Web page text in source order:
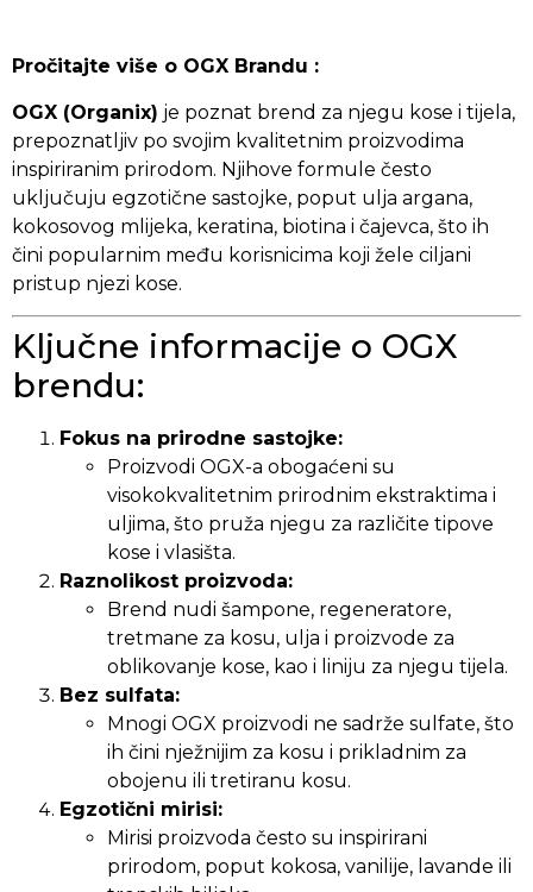
Pročitajte više o OGX Brandu :
OGX (Organix) je poznat brend za njegu kose i tijela,
prepoznatljiv po svojim kvalitetnim proizvodima
inspiriranim prirodom. Njihove formule često
uključuju egzotične sastojke, poput ulja argana,
kokosovog mlijeka, keratina, biotina i čajevca, što ih
čini popularnim među korisnicima koji žele ciljani
pristup njezi kose.
Ključne informacije o OGX
brendu:
Fokus na prirodne sastojke:
Proizvodi OGX-a obogaćeni su
visokokvalitetnim prirodnim ekstraktima i
uljima, što pruža njegu za različite tipove
kose i vlasišta.
Raznolikost proizvoda:
Brend nudi šampone, regeneratore,
tretmane za kosu, ulja i proizvode za
oblikovanje kose, kao i liniju za njegu tijela.
Bez sulfata:
Mnogi OGX proizvodi ne sadrže sulfate, što
ih čini nježnijim za kosu i prikladnim za
obojenu ili tretiranu kosu.
Egzotični mirisi:
Mirisi proizvoda često su inspirirani
prirodom, poput kokosa, vanilije, lavande ili